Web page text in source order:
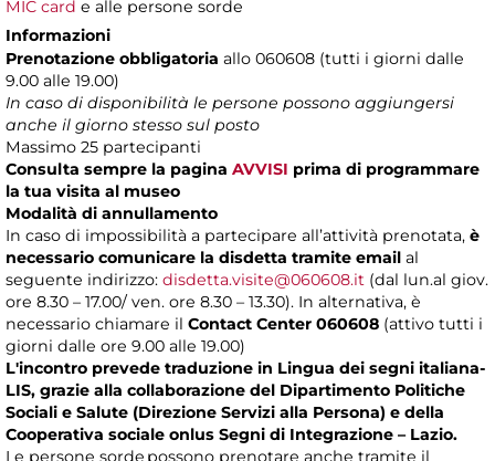
MIC card e alle persone sorde
Informazioni
Prenotazione obbligatoria allo 060608 (tutti i giorni dalle
9.00 alle 19.00)
In caso di disponibilità le persone possono aggiungersi
anche il giorno stesso sul posto
Massimo 25 partecipanti
Consulta sempre la pagina AVVISI prima di programmare
la tua visita al museo
Modalità di annullamento
In caso di impossibilità a partecipare all’attività prenotata, è
necessario comunicare la disdetta tramite email al
seguente indirizzo: disdetta.visite@060608.it (dal lun.al giov.
ore 8.30 – 17.00/ ven. ore 8.30 – 13.30). In alternativa, è
necessario chiamare il Contact Center 060608 (attivo tutti i
giorni dalle ore 9.00 alle 19.00)
L'incontro prevede traduzione in Lingua dei segni italiana-
LIS, grazie alla collaborazione del Dipartimento Politiche
Sociali e Salute (Direzione Servizi alla Persona) e della
Cooperativa sociale onlus Segni di Integrazione – Lazio.
Le persone sorde possono prenotare anche tramite il